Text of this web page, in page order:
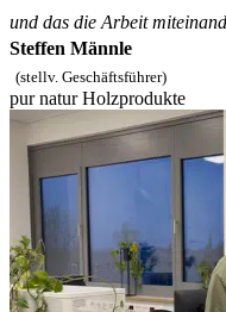
und das die Arbeit
Steffen Männle
(stellv. Geschäftsführer)
pur natur Holzprodukte